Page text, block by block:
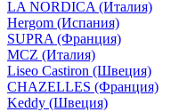
LA NORDICA (Италия)
Hergom (Испания)
SUPRA (Франция)
MCZ (Италия)
Liseo Castiron (Швеция)
CHAZELLES (Франция)
Keddy (Швеция)